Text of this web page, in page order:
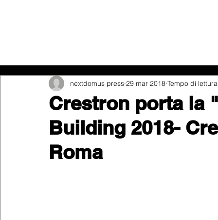
Crestron porta la
Building 2018-
Roma
nextdomus press 29 mar 2018 Tempo di